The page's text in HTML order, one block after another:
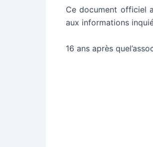
Ce document officiel
aux informations
16 ans après